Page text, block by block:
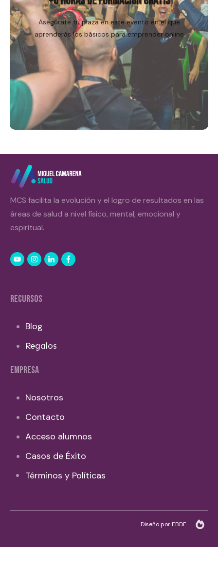
Asegúrate tu plaza en este evento en el que
aprenderás los básicos para emprender online
MCS facilita la evolución y el logro de resultados en las
áreas de salud a nivel físico, mental, emocional y
espiritual.
RECURSOS
Blog
Regalos
EMPRESA
Nosotros
Contacto
Acceso alumnos
Casos de Éxito
Términos y Políticas
Diseño por EBDF